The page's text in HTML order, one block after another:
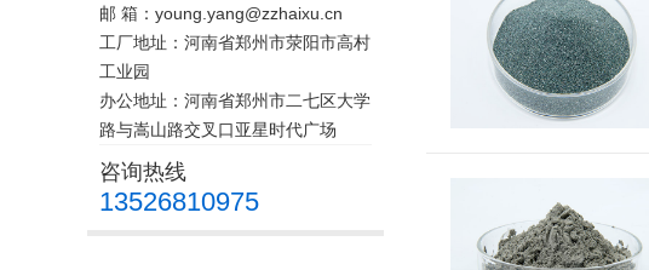
邮 箱：young.yang@zzhaixu.cn
工厂地址：河南省郑州市荥阳市高村
工业园
办公地址：河南省郑州市二七区大学
路与嵩山路交叉口亚星时代广场
咨询热线
13526810975